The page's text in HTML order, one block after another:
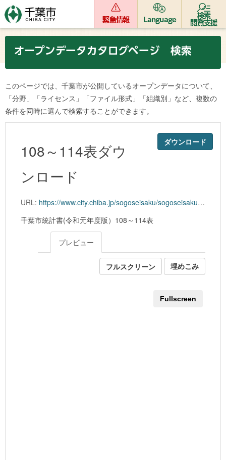
緊急情報 Language
検索
閲覧支援
オープンデータカタログページ 検索
このページでは、千葉市が公開しているオープンデータについて、
「分野」「ライセンス」「ファイル形式」「組織別」など、複数の
条件を同時に選んで検索することができます。
ダウンロード
108～114表ダウ
ンロード
URL: https://www.city.chiba.jp/sogoseisaku/sogoseisaku/kikaku/tokei/documents/01toukei09.xlsx
千葉市統計書(令和元年度版）108～114表
プレビュー
フルスクリーン 埋めこみ
Fullscreen